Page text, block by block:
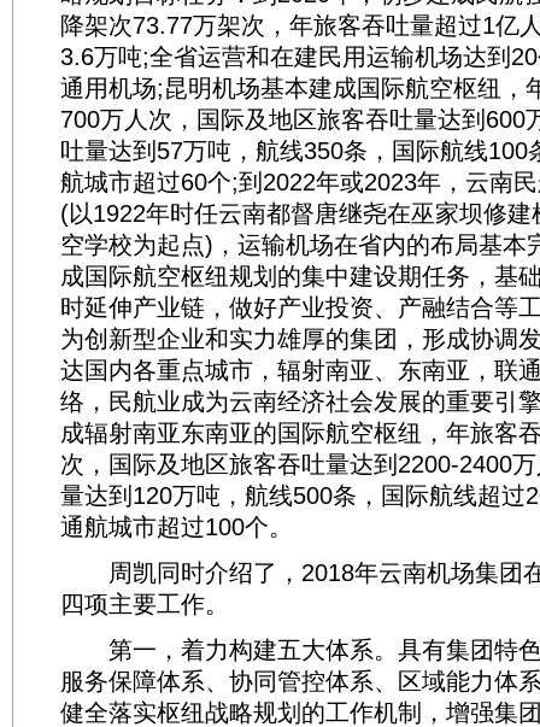
降架次73.77万架次，年旅客吞吐量超过1亿
3.6万吨;全省运营和在建民用运输机场达到
通用机场;昆明机场基本建成国际航空枢纽，
700万人次，国际及地区旅客吞吐量达到600
吐量达到57万吨，航线350条，国际航线100
航城市超过60个;到2022年或2023年，云南
(以1922年时任云南都督唐继尧在巫家坝修
空学校为起点)，运输机场在省内的布局基本
成国际航空枢纽规划的集中建设期任务，基
时延伸产业链，做好产业投资、产融结合等
为创新型企业和实力雄厚的集团，形成协调
达国内各重点城市，辐射南亚、东南亚，联
络，民航业成为云南经济社会发展的重要引
成辐射南亚东南亚的国际航空枢纽，年旅客
次，国际及地区旅客吞吐量达到2200-2400
量达到120万吨，航线500条，国际航线超过
通航城市超过100个。
周凯同时介绍了，2018年云南机场集团
四项主要工作。
第一，着力构建五大体系。具有集团特
服务保障体系、协同管控体系、区域能力体
健全落实枢纽战略规划的工作机制，增强集